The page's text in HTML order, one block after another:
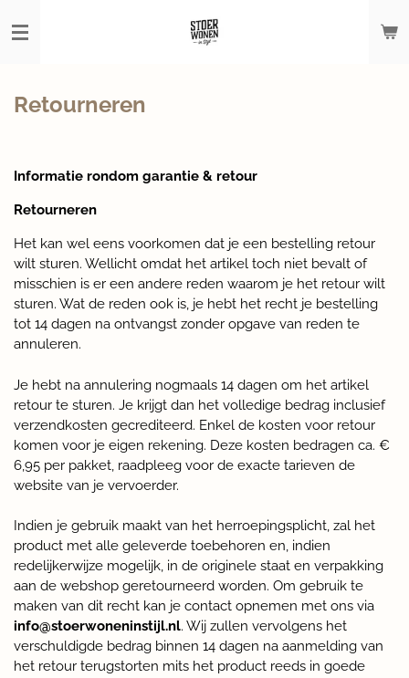
direct
hoofdinhoud
Retourneren
Informatie rondom garantie & retour
Retourneren
Het kan wel eens voorkomen dat je een bestelling retour
wilt sturen. Wellicht omdat het artikel toch niet bevalt of
misschien is er een andere reden waarom je het retour wilt
sturen. Wat de reden ook is, je hebt het recht je bestelling
tot 14 dagen na ontvangst zonder opgave van reden te
annuleren.
Je hebt na annulering nogmaals 14 dagen om het artikel
retour te sturen. Je krijgt dan het volledige bedrag inclusief
verzendkosten gecrediteerd. Enkel de kosten voor retour
komen voor je eigen rekening. Deze kosten bedragen ca. €
6,95 per pakket, raadpleeg voor de exacte tarieven de
website van je vervoerder.
Indien je gebruik maakt van het herroepingsplicht, zal het
product met alle geleverde toebehoren en, indien
redelijkerwijze mogelijk, in de originele staat en verpakking
aan de webshop geretourneerd worden. Om gebruik te
maken van dit recht kan je contact opnemen met ons via
info@stoerwoneninstijl.nl. Wij zullen vervolgens het
verschuldigde bedrag binnen 14 dagen na aanmelding van
het retour terugstorten mits het product reeds in goede